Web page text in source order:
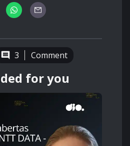
3 Comment
for you